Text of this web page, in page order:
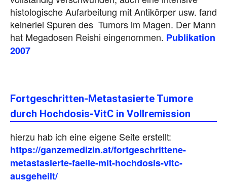
histologische Aufarbeitung mit Antikörper usw. fand
keinerlei Spuren des Tumors im Magen. Der Mann
hat Megadosen Reishi eingenommen. Publikation
2007
Fortgeschritten-Metastasierte Tumore
durch Hochdosis-VitC in Vollremission
hierzu hab ich eine eigene Seite erstellt:
https://ganzemedizin.at/fortgeschrittene-
metastasierte-faelle-mit-hochdosis-vitc-
ausgeheilt/